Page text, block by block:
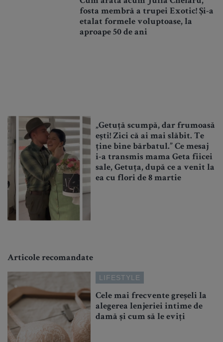
fosta membră a trupei Exotic! Și-a
etalat formele voluptoase, la
aproape 50 de ani
„Getuță scumpă, dar frumoasă
ești! Zici că ai mai slăbit. Te
ține bine bărbatul.” Ce mesaj
i-a transmis mama Geta fiicei
sale, Getuța, după ce a venit la
ea cu flori de 8 martie
Articole recomandate
LIFESTYLE
Cele mai frecvente greșeli la
alegerea lenjeriei intime de
damă și cum să le eviți